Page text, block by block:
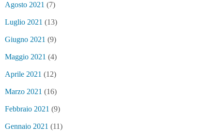
Agosto 2021 (7)
Luglio 2021 (13)
Giugno 2021 (9)
Maggio 2021 (4)
Aprile 2021 (12)
Marzo 2021 (16)
Febbraio 2021 (9)
Gennaio 2021 (11)